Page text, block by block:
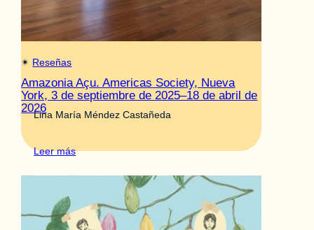
✴︎ Reseñas
Amazonia Açu. Americas Society, Nueva
York, 3 de septiembre de 2025–18 de abril de
2026Lina María Méndez Castañeda
Leer más